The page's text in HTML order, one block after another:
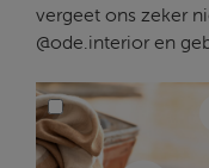
vergeet ons zeker
@ode.interior en